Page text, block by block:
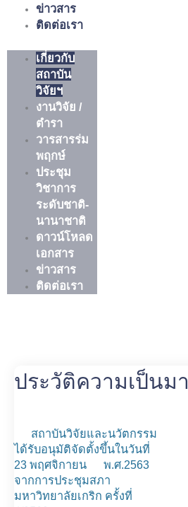
ข่าวสาร
ติดต่อเรา
เกี่ยวกับ
สถาบัน
วิจัยฯ
งานวิจัย /
ตำรา
วารสารร่ม
พฤกษ์
ประชุม
วิชาการ
ระดับชาติ-
นานาชาติ
ดาวน์โหลด
เอกสาร
ข่าวสาร
ติดต่อเรา
ประวัติความเป็นมา
สถาบันวิจัยและนวัตกรรม
ได้รับอนุมัติจัดตั้งขึ้นในวันที่
23 พฤศจิกายน พ.ศ.2563
จากการประชุมสภา
มหาวิทยาลัยเกริก ครั้งที่